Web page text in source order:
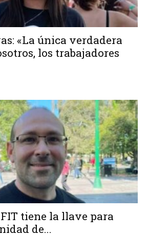
«La única verdadera
los trabajadores
tiene la llave para
de...